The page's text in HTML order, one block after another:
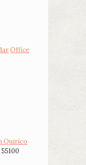
Office
Quirico